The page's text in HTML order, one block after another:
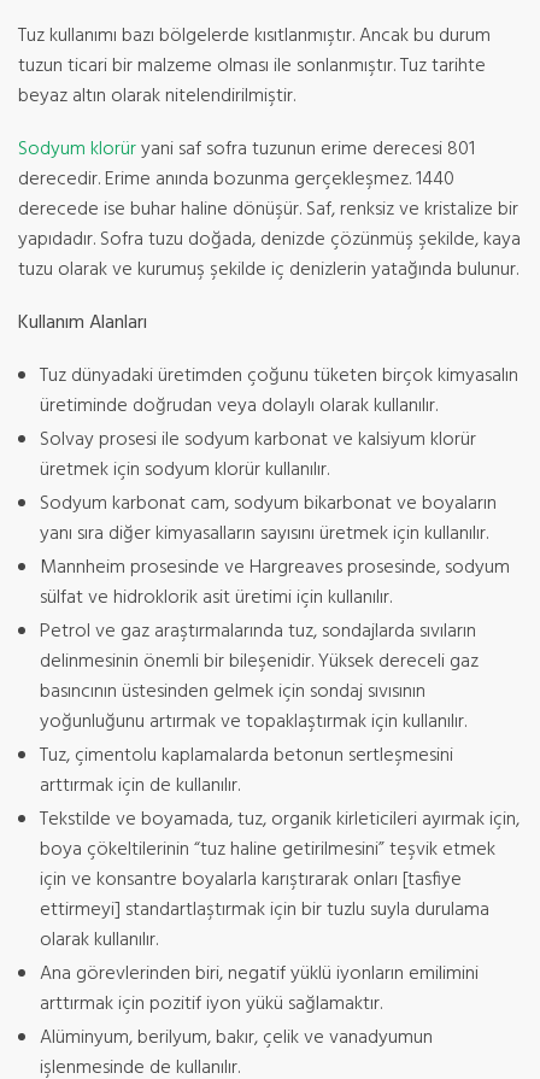
Tuz kullanımı bazı bölgelerde kısıtlanmıştır. Ancak bu durum
tuzun ticari bir malzeme olması ile sonlanmıştır. Tuz tarihte
beyaz altın olarak nitelendirilmiştir.
Sodyum klorüryani saf sofra tuzunun erime derecesi 801
derecedir. Erime anında bozunma gerçekleşmez. 1440
derecede ise buhar haline dönüşür. Saf, renksiz ve kristalize bir
yapıdadır. Sofra tuzu doğada, denizde çözünmüş şekilde, kaya
tuzu olarak ve kurumuş şekilde iç denizlerin yatağında bulunur.
Kullanım Alanları
Tuz dünyadaki üretimden çoğunu tüketen birçok kimyasalın
üretiminde doğrudan veya dolaylı olarak kullanılır.
Solvay prosesi ile sodyum karbonat ve kalsiyum klorür
üretmek için sodyum klorür kullanılır.
Sodyum karbonat cam, sodyum bikarbonat ve boyaların
yanı sıra diğer kimyasalların sayısını üretmek için kullanılır.
Mannheim prosesinde ve Hargreaves prosesinde, sodyum
sülfat ve hidroklorik asit üretimi için kullanılır.
Petrol ve gaz araştırmalarında tuz, sondajlarda sıvıların
delinmesinin önemli bir bileşenidir. Yüksek dereceli gaz
basıncının üstesinden gelmek için sondaj sıvısının
yoğunluğunu artırmak ve topaklaştırmak için kullanılır.
Tuz, çimentolu kaplamalarda betonun sertleşmesini
arttırmak için de kullanılır.
Tekstilde ve boyamada, tuz, organik kirleticileri ayırmak için,
boya çökeltilerinin “tuz haline getirilmesini” teşvik etmek
için ve konsantre boyalarla karıştırarak onları [tasfiye
ettirmeyi] standartlaştırmak için bir tuzlu suyla durulama
olarak kullanılır.
Ana görevlerinden biri, negatif yüklü iyonların emilimini
arttırmak için pozitif iyon yükü sağlamaktır.
Alüminyum, berilyum, bakır, çelik ve vanadyumun
işlenmesinde de kullanılır.